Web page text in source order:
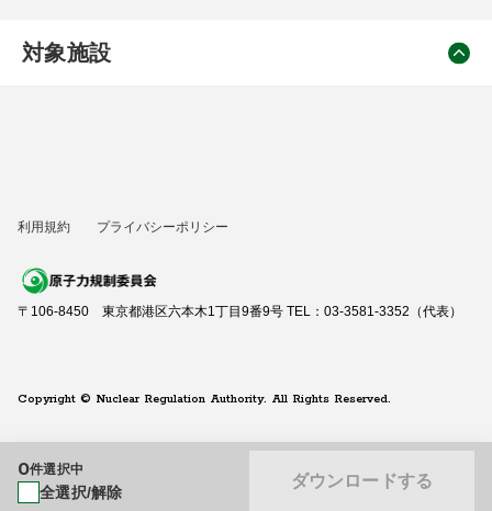
対象施設
0件選択中
全選択/解除
ダウンロードする
利用規約 プライバシーポリシー
〒106-8450 東京都港区六本木1丁目9番9号 TEL：03-3581-3352（代表）
Copyright © Nuclear Regulation Authority. All Rights Reserved.